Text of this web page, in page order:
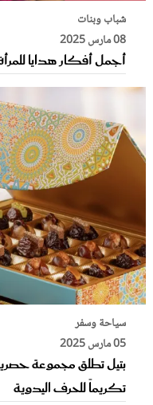
شباب وبنات
08 مارس 2025
أجمل أفكار هدايا للمرأة
سياحة وسفر
05 مارس 2025
بتيل تطلق مجموعة
تكريماً للحرف اليدوية